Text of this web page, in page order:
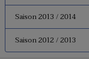
Saison 2013 / 2014
Saison 2012 / 2013